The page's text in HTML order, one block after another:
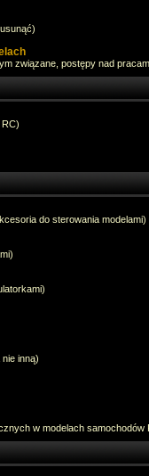
związane, postępy nad
do sterowania modelami)
inną)
w modelach samochodów